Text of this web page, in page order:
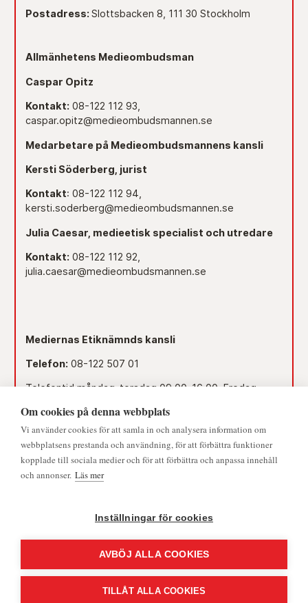
Postadress: Slottsbacken 8, 111 30 Stockholm
Allmänhetens Medieombudsman
Caspar Opitz
Kontakt: 08-122 112 93,
caspar.opitz@medieombudsmannen.se
Medarbetare på Medieombudsmannens kansli
Kersti Söderberg, jurist
Kontakt: 08-122 112 94,
kersti.soderberg@medieombudsmannen.se
Julia Caesar, medieetisk specialist och utredare
Kontakt: 08-122 112 92,
julia.caesar@medieombudsmannen.se
Mediernas Etiknämnds kansli
Telefon: 08-122 507 01
Telefontid måndag-torsdag 09.00–16.00. Fredag
Dag före röd dag 09.00–12.00.
Lunchstängt 12.00–13.00.
Mejl:namnden@medieombudsmannen.se
Om cookies på denna webbplats
Vi använder cookies för att samla in och analysera information om
webbplatsens prestanda och användning, för att förbättra funktioner
kopplade till sociala medier och för att förbättra och anpassa innehåll
och annonser. Läs mer
Inställningar för cookies
AVBÖJ ALLA COOKIES
TILLÅT ALLA COOKIES